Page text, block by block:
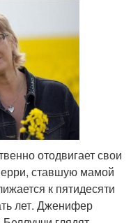
отодвигает свои
ставшую мамой
к пятидесяти
лет. Дженифер